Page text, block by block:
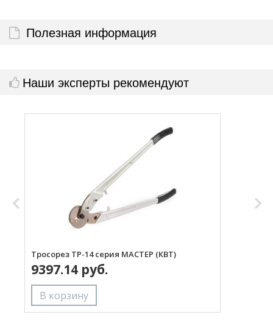
Полезная информация
Наши эксперты рекомендуют
Тросорез ТР-14 серия МАСТЕР (КВТ)
9397.14 руб.